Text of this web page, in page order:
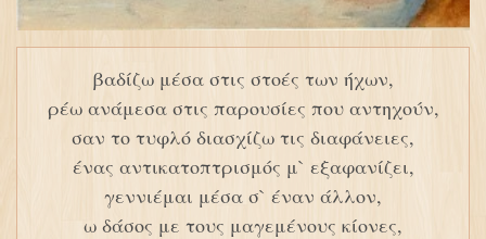
βαδίζω μέσα στις στοές των ήχων,
ρέω ανάμεσα στις παρουσίες που αντηχούν,
σαν το τυφλό διασχίζω τις διαφάνειες,
ένας αντικατοπτρισμός μ` εξαφανίζει,
γεννιέμαι μέσα σ` έναν άλλον,
ω δάσος με τους μαγεμένους κίονες,